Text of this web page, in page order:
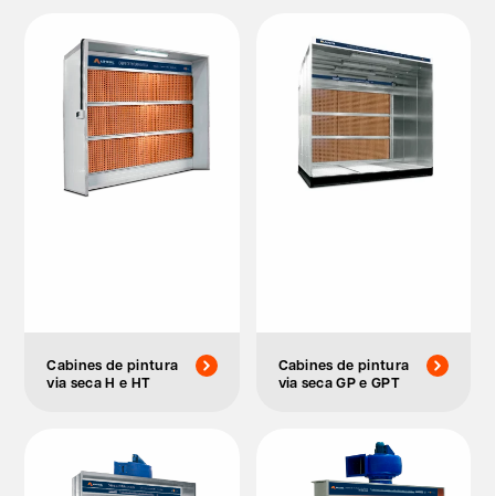
Cabines de pintura
via seca H e HT
Cabines de pintura
via seca GP e GPT